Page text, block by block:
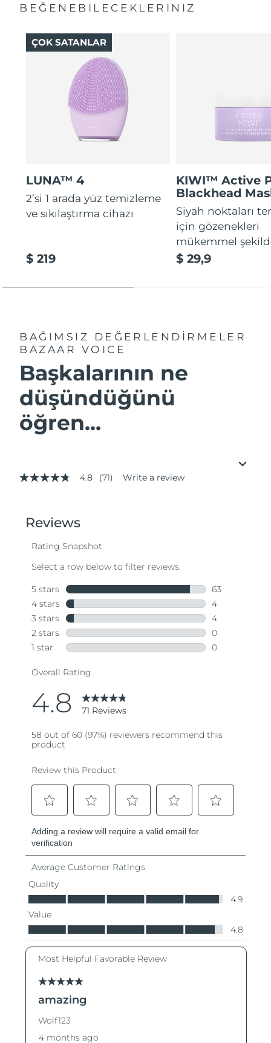
BEĞENEBILECEKLERINIZ
LUNA™ 4
2’si 1 arada yüz temizleme
ve sıkılaştırma cihazı
$ 219
ÇOK SATANLAR
KIWI™ Active
Blackhead
Siyah noktaları
için gözenekleri
mükemmel
$ 29,9
BAĞIMSIZ DEĞERLENDİRMELER
BAZAAR VOICE
Başkalarının ne
düşündüğünü
öğren...
4.8
stars,
average
value.
Same
page
link.
4.8 (71) Write a review